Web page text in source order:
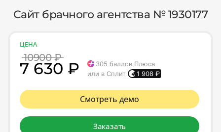
Сайт брачного агентства № 1930177
ЦЕНА
10900 ₽
7 630 ₽ 305 баллов Плюса
или в Сплит
1 908 ₽
Смотреть демо
Заказать